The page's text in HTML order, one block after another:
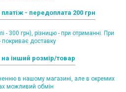
- передоплата 200 грн
- 300 грн), різницю - при отриманні. При
покриває доставку
на інший розмір/товар
в нашому магазині, але в окремих
можливий обмін